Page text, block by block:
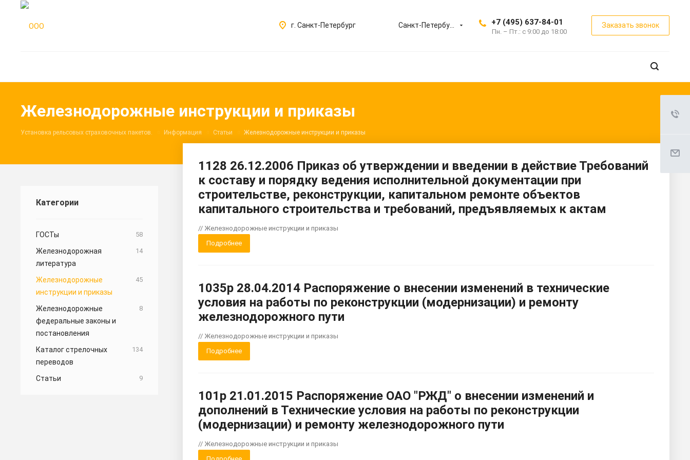
Санкт-Петербург +7 (495) 637-84-01
Пн. – Пт.: с 9:00 до 18:00
Заказать звонок
г. Санкт-Петербург
Железнодорожные инструкции и приказы
Установка рельсовых страховочных пакетов. Информация Статьи Железнодорожные инструкции и приказы
1128 26.12.2006 Приказ об утверждении и введении в действие Требований
к составу и порядку ведения исполнительной документации при
строительстве, реконструкции, капитальном ремонте объектов
капитального строительства и требований, предъявляемых к актам
// Железнодорожные инструкции и приказы
Подробнее
1035р 28.04.2014 Распоряжение о внесении изменений в технические
условия на работы по реконструкции (модернизации) и ремонту
железнодорожного пути
// Железнодорожные инструкции и приказы
Подробнее
101р 21.01.2015 Распоряжение ОАО "РЖД" о внесении изменений и
дополнений в Технические условия на работы по реконструкции
(модернизации) и ремонту железнодорожного пути
// Железнодорожные инструкции и приказы
Категории
ГОСТы 58
Железнодорожная
литература
14
Железнодорожные
инструкции и приказы
45
Железнодорожные
федеральные законы и
постановления
8
Каталог стрелочных
переводов
134
Статьи 9